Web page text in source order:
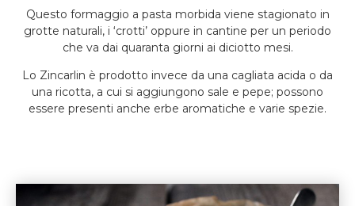
Questo formaggio a pasta morbida viene stagionato in
grotte naturali, i ‘crotti’ oppure in cantine per un periodo
che va dai quaranta giorni ai diciotto mesi.
Lo Zincarlin è prodotto invece da una cagliata acida o da
una ricotta, a cui si aggiungono sale e pepe; possono
essere presenti anche erbe aromatiche e varie spezie.